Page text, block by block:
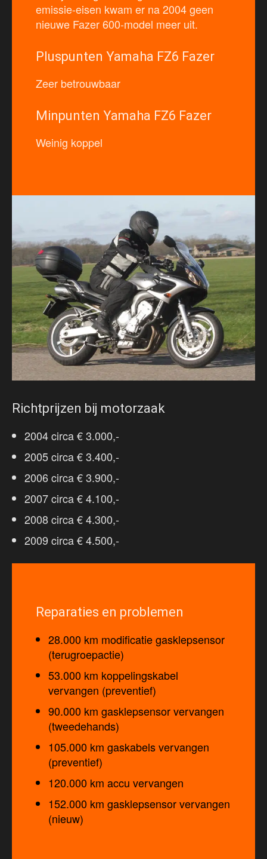
emissie-eisen kwam er na 2004 geen
nieuwe Fazer 600-model meer uit.
Pluspunten Yamaha FZ6 Fazer
Zeer betrouwbaar
Minpunten Yamaha FZ6 Fazer
Weinig koppel
Richtprijzen bij motorzaak
2004 circa € 3.000,-
2005 circa € 3.400,-
2006 circa € 3.900,-
2007 circa € 4.100,-
2008 circa € 4.300,-
2009 circa € 4.500,-
Reparaties en problemen
28.000 km modificatie gasklepsensor
(terugroepactie)
53.000 km koppelingskabel
vervangen (preventief)
90.000 km gasklepsensor vervangen
(tweedehands)
105.000 km gaskabels vervangen
(preventief)
120.000 km accu vervangen
152.000 km gasklepsensor vervangen
(nieuw)